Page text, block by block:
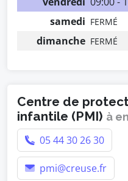
samedi FERMÉ
dimanche FERMÉ
Centre de
infantile (PMI) à
05 44 30 26 30
pmi@creuse.fr